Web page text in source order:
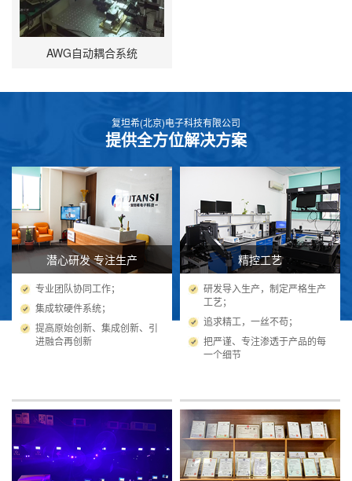
AWG自动耦合系统
复坦希(北京)电子科技有限公司
提供全方位解决方案
潜心研发 专注生产
专业团队协同工作；
集成软硬件系统；
提高原始创新、集成创新、引
进融合再创新
精控工艺
研发导入生产，制定严格生产
工艺；
追求精工，一丝不苟；
把严谨、专注渗透于产品的每
一个细节